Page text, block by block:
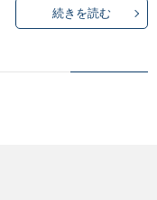
続きを読む